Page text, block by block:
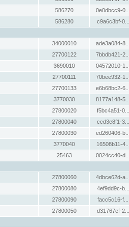
586270 0e0dbcc9-0...
586280 c9a6c3bf-0...
34000010 ade3a084-8...
27700122 7bbdb421-2...
3690010 04572010-1...
27700111 70bee932-1...
27700133 e6b68bc2-6...
3770030 8177a148-5...
27800020 f5bc4a51-0...
27800040 ccd3e8f1-3...
27800030 ed260406-b...
3770040 16508b11-4...
25463 0024cc40-d...
27800060 4dbce62d-a...
27800080 4ef9dd9c-b...
27800090 facc5c16-f...
27800050 d31767ef-2...